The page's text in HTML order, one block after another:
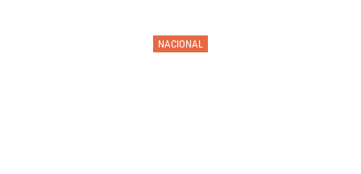
NACIONAL